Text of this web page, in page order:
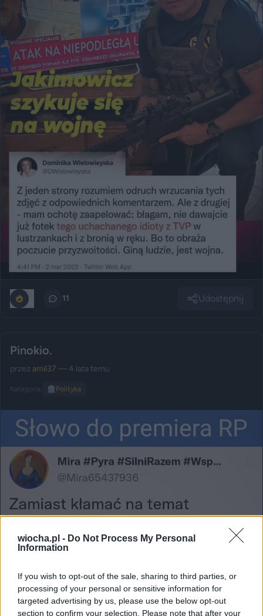
wiocha.pl - Do Not Process My Personal
Information
If you wish to opt-out of the sale, sharing to third parties, or
processing of your personal or sensitive information for
targeted advertising by us, please use the below opt-out
section to confirm your selection. Please note that after your
11 Udostępnij
Pinokio.
przez amil37 — 4 lata temu
Kategoria: 🏛️ Polityka